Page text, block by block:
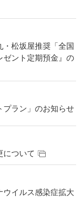
松坂屋推奨「全国
ゼント定期預金』の
プラン」のお知らせ
について
ウイルス感染症拡大